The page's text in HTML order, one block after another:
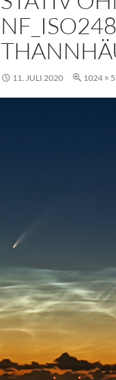
11. JULI 2020 1024 ×